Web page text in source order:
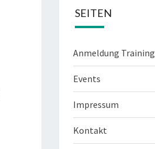
SEITEN
Anmeldung Training
Events
Impressum
Kontakt